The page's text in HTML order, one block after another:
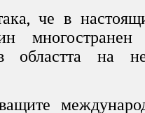
че в
многостранен
областта на